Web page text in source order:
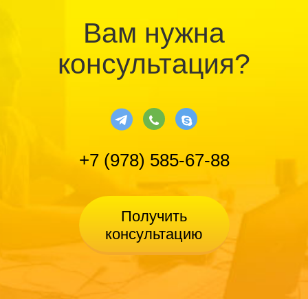
Вам нужна
консультация?
+7 (978) 585-67-88